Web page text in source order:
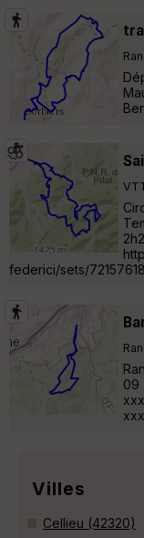
federici/sets/
09
Villes
Cellieu (42320)